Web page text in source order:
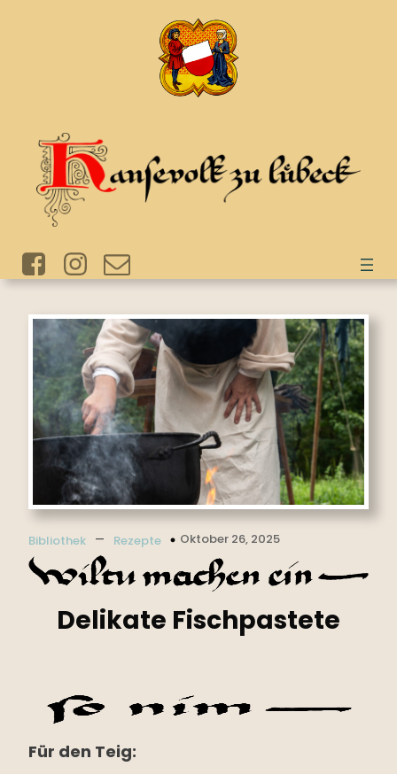
Bibliothek – Rezepte Oktober 26, 2025
Delikate Fischpastete
Für den Teig: